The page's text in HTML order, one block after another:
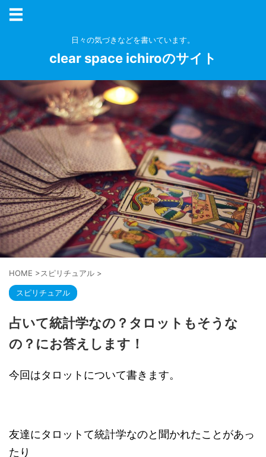
日々の気づきなどを書いています。
clear space ichiroのサイト
HOME >スピリチュアル >
スピリチュアル
占いて統計学なの？タロットもそうな
の？にお答えします！
今回はタロットについて書きます。
友達にタロットて統計学なのと聞かれたことがあっ
たり